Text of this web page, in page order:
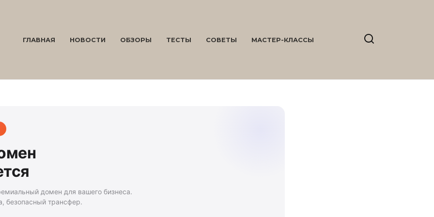
ГЛАВНАЯ НОВОСТИ ОБЗОРЫ ТЕСТЫ СОВЕТЫ МАСТЕР-КЛАССЫ
домен для вашего бизнеса.
безопасный трансфер.